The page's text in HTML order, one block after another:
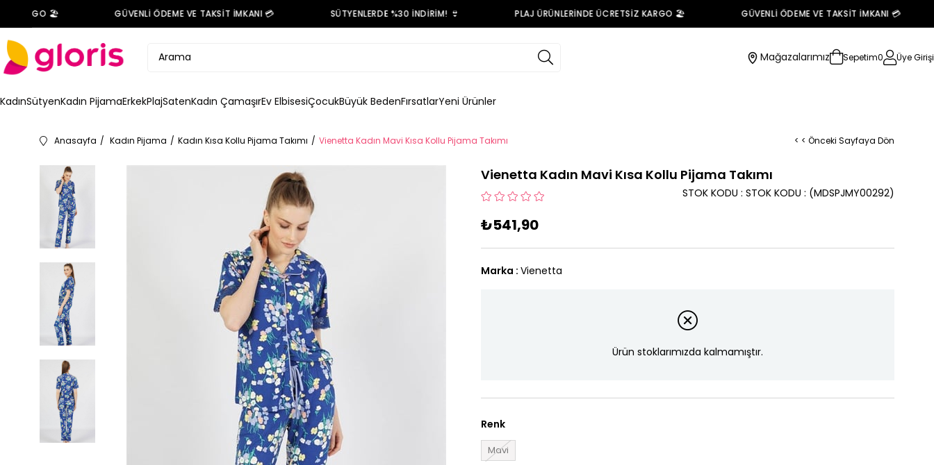
KARGO 🏖️ GÜVENLİ ÖDEME VE TAKSİT İMKANI 💳 SÜTYENLERDE %30 İNDİRİM! 👙 PLAJ ÜRÜNLERİNDE ÜCRETSİZ KARGO 🏖️ GÜVENLİ ÖDEME VE TAKSİT İMKANI 💳
Mağazalarımız Sepetim0 Üye Girişi
KadınSütyenKadın PijamaErkekPlajSatenKadın ÇamaşırEv ElbisesiÇocukBüyük BedenFırsatlarYeni Ürünler
Anasayfa Kadın Pijama Kadın Kısa Kollu Pijama Takımı Vienetta Kadın Mavi Kısa Kollu Pijama Takımı < < Önceki Sayfaya Dön
Vienetta Kadın Mavi Kısa Kollu Pijama Takımı
(MDSPJMY00292)
STOK KODU STOK KODU
₺541,90
Marka : Vienetta
Ürün stoklarımızda kalmamıştır.
Renk
Mavi